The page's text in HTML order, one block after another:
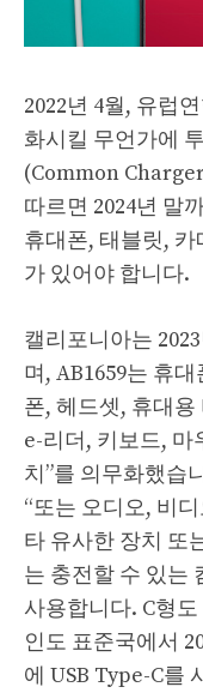
2022년 4월, 유럽
화시킬 무언가에
(Common
따르면 2024년 말
휴대폰, 태블릿, 카
가 있어야 합니다.
캘리포니아는
며, AB1659는 휴
폰, 헤드셋, 휴대
e-리더, 키보드, 마
치”를 의무화했습
“또는 오디오, 비
타 유사한 장치 또
는 충전할 수 있는
사용합니다. C형
인도 표준국에서
에 USB Type-C를